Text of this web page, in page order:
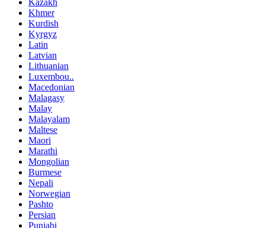
Kazakh
Khmer
Kurdish
Kyrgyz
Latin
Latvian
Lithuanian
Luxembou..
Macedonian
Malagasy
Malay
Malayalam
Maltese
Maori
Marathi
Mongolian
Burmese
Nepali
Norwegian
Pashto
Persian
Punjabi